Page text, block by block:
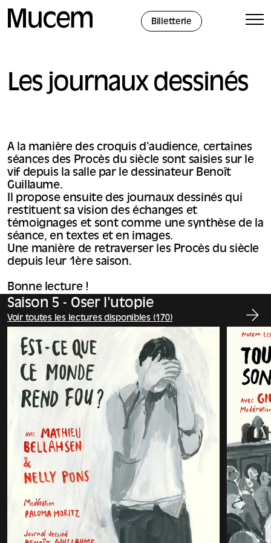
Billetterie
Les journaux dessinés
A la manière des croquis d'audience, certaines
séances des Procès du siècle sont saisies sur le
vif depuis la salle par le dessinateur Benoît
Guillaume.
Il propose ensuite des journaux dessinés qui
restituent sa vision des échanges et
témoignages et sont comme une synthèse de la
séance, en textes et en images.
Une manière de retraverser les Procès du siècle
depuis leur 1ère saison.
Bonne lecture !
Saison 5 - Oser l'utopie
Voir toutes les lectures disponibles (170)